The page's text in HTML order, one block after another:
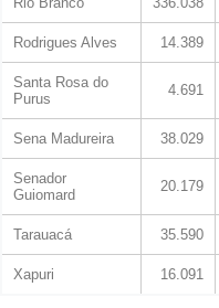
Rodrigues Alves 14.389
Santa Rosa do
Purus
4.691
Sena Madureira 38.029
Senador
Guiomard
20.179
Tarauacá 35.590
Xapuri 16.091